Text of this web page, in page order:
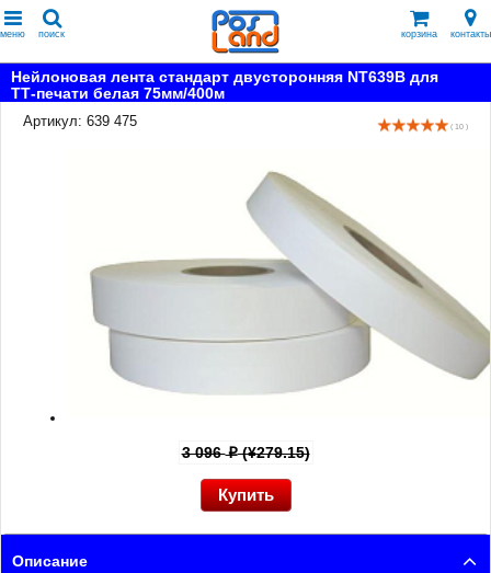
меню поиск корзина контакты
Нейлоновая лента стандарт двусторонняя NT639B для
ТТ-печати белая 75мм/400м
Артикул: 639 475
( 10 )
3 096p(¥279.15)
Описание